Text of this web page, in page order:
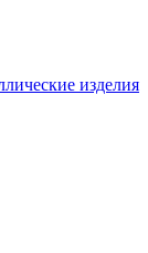
изделия